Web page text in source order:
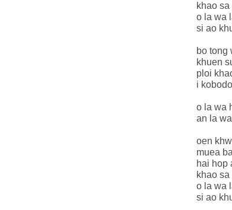
khao sa
o la wa
si ao
bo tong
khuen
ploi
i
o la wa
an la
oen
muea
hai hop
khao sa
o la wa
si ao